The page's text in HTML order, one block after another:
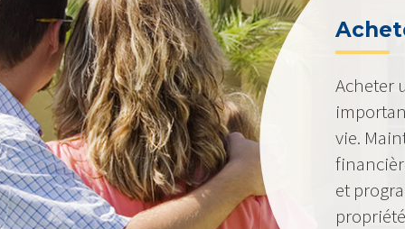
Acheter
vie.
et